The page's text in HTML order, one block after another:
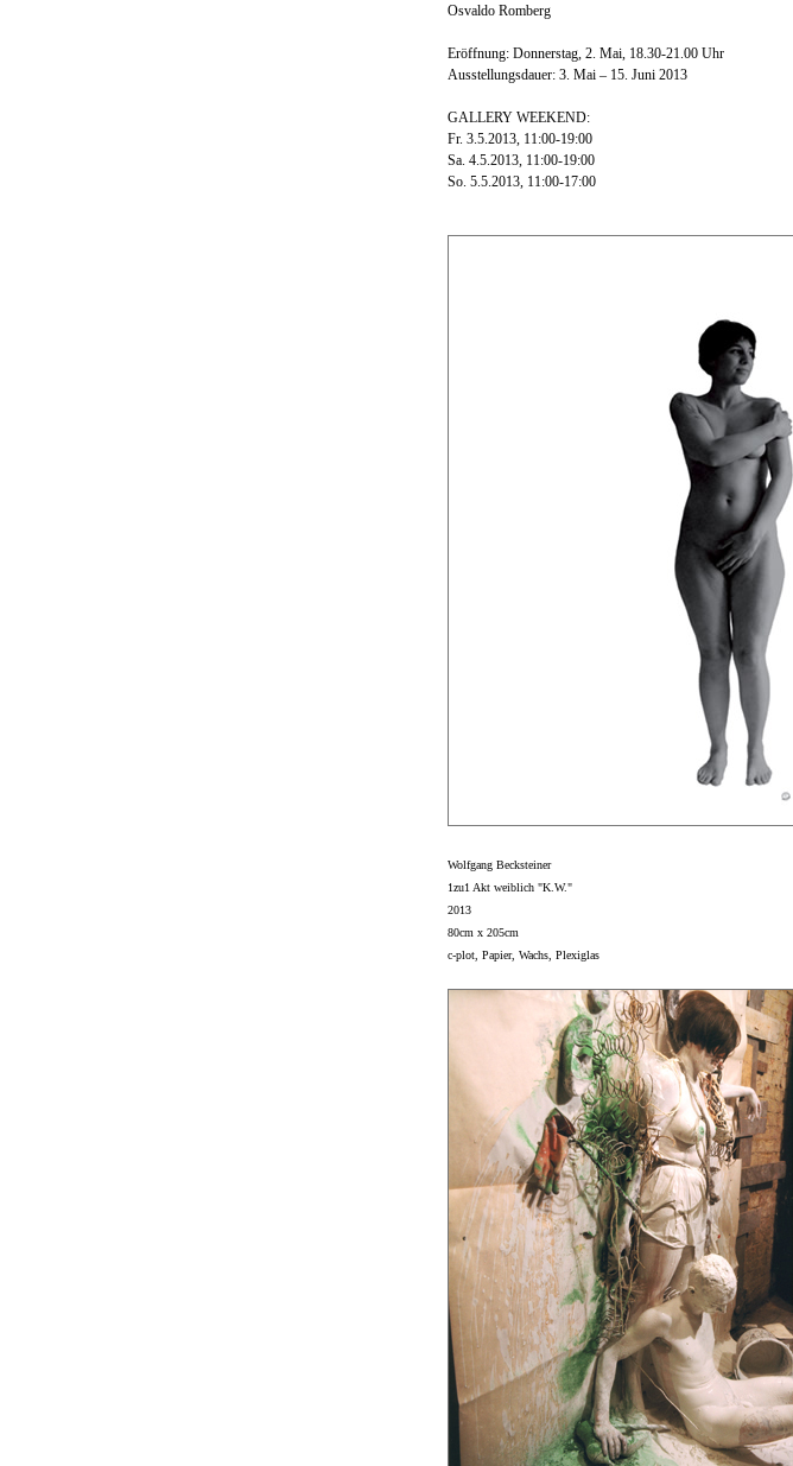
Osvaldo Romberg
Eröffnung: Donnerstag, 2. Mai, 18.30-21.00 Uhr
Ausstellungsdauer: 3. Mai – 15. Juni 2013
GALLERY WEEKEND:
Fr. 3.5.2013, 11:00-19:00
Sa. 4.5.2013, 11:00-19:00
So. 5.5.2013, 11:00-17:00
Wolfgang Becksteiner
1zu1 Akt weiblich "K.W."
2013
80cm x 205cm
c-plot, Papier, Wachs, Plexiglas